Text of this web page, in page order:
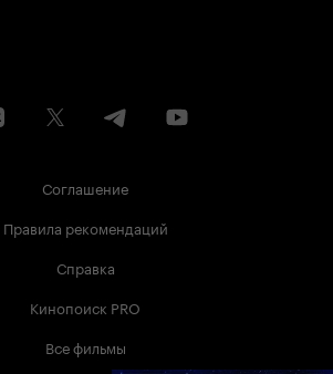
Соглашение
Правила рекомендаций
Справка
Кинопоиск PRO
Все фильмы